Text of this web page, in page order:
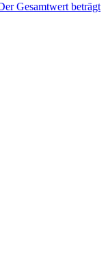
Gesamtwert beträgt